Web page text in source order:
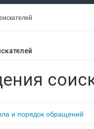
и порядок обращений